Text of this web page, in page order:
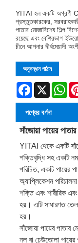
YITAI হল একটি অগ্রণী
প্রস্তুতকারকের,
পাতার মোজাবিশেষ শিল্প
রয়েছে এবং বেশিরভাগ
চীনে আপনার দীর্ঘমেয়াদী
অনুসন্ধান পাঠান
Facebook
X
পণ্যের বর্ণনা
সাঁজোয়া পায়ের
YITAI থেকে একটি
শক্তিবৃদ্ধি সহ একটি
পরিচিত, একটি পায়ের
অ্যাপ্লিকেশন
শক্তি এবং শারীরিক
হয়। এটি সাধারণত তেল
হয়।
সাঁজোয়া পায়ের পাতার
নল বা ঢেউতোলা পায়ের